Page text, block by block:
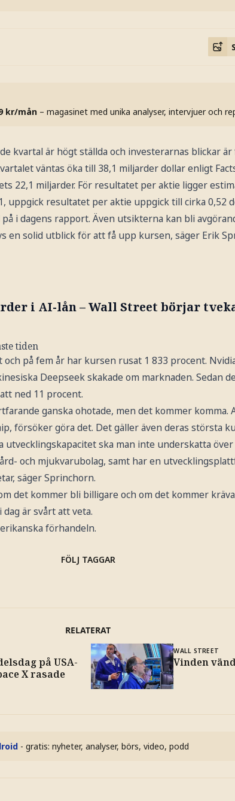
kr/mån – magasinet med unika analyser, intervjuer och
kvartal är högt ställda och investerarnas blickar är
väntas öka till 38,1 miljarder dollar enligt
22,1 miljarder. För resultatet per aktie ligger
uppgick resultatet per aktie uppgick till cirka 0,52
i dagens rapport. Även utsikterna kan bli
en solid utblick för att få upp kursen, säger Erik
i AI-lån – Wall Street börjar
tiden
på fem år har kursen rusat 1 833 procent.
Deepseek skakade om marknaden. Sedan
ned 11 procent.
ganska ohotade, men det kommer komma.
försöker göra det. Det gäller även deras största
utvecklingskapacitet ska man inte underskatta
och mjukvarubolag, samt har en
säger Sprinchorn.
det kommer bli billigare och om det kommer
är svårt att veta.
förhandeln.
FÖLJ TAGGAR
RELATERAT
på USA-
X rasade
WALL STREET
Vinden
- gratis: nyheter, analyser, börs, video, podd